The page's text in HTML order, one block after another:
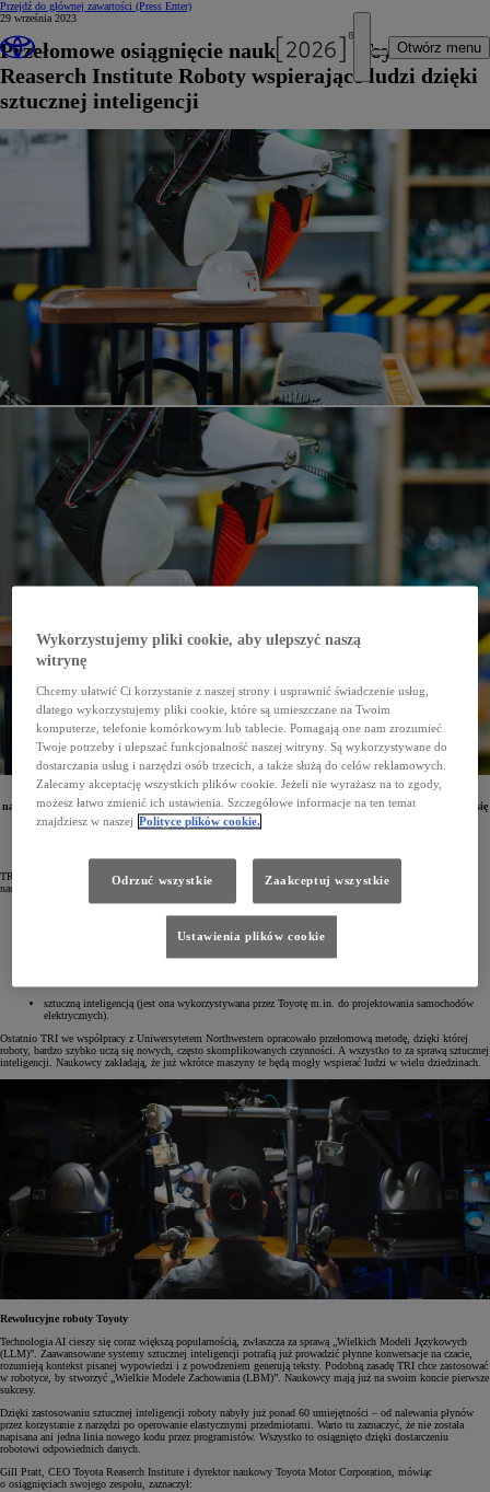
Przejdź do głównej zawartości (Press Enter)
Otwórz menu
29 września 2023
Przełomowe osiągnięcie naukowców z Toyota
Reaserch Institute Roboty wspierające ludzi dzięki
sztucznej inteligencji
Naukowcy związani z Toyota Research Institute (TRI) opracowali przełomową metodę pozwalającą
na błyskawiczne zwiększanie możliwości robotów. Nowych, przydatnych czynności maszyny te mogą się
uczyć za sprawą sztucznej inteligencji. Do 2024 roku liczba umiejętności robotów zwiększy się
z 60 do ponad 1000.
TRI, czyli Toyota Reaserch Institute, to wiodący ośrodek badawczy Toyoty. Związani są z nim najlepsi
naukowcy i inżynierowie, którzy pracują m.in. nad:
technologią bezwypadkowej i autonomicznej jazdy,
kwestiami związanymi z zapewnieniem większej mobilności dla wszystkich,
sztuczną inteligencją (jest ona wykorzystywana przez Toyotę m.in. do projektowania samochodów
elektrycznych).
Ostatnio TRI we współpracy z Uniwersytetem Northwestern opracowało przełomową metodę, dzięki której
roboty, bardzo szybko uczą się nowych, często skomplikowanych czynności. A wszystko to za sprawą sztucznej
inteligencji. Naukowcy zakładają, że już wkrótce maszyny te będą mogły wspierać ludzi w wielu dziedzinach.
Rewolucyjne roboty Toyoty
Technologia AI cieszy się coraz większą popularnością, zwłaszcza za sprawą „Wielkich Modeli Językowych
(LLM)”. Zaawansowane systemy sztucznej inteligencji potrafią już prowadzić płynne konwersacje na czacie,
rozumieją kontekst pisanej wypowiedzi i z powodzeniem generują teksty. Podobną zasadę TRI chce zastosować
w robotyce, by stworzyć „Wielkie Modele Zachowania (LBM)”. Naukowcy mają już na swoim koncie pierwsze
sukcesy.
Dzięki zastosowaniu sztucznej inteligencji roboty nabyły już ponad 60 umiejętności – od nalewania płynów
przez korzystanie z narzędzi po operowanie elastycznymi przedmiotami. Warto tu zaznaczyć, że nie została
napisana ani jedna linia nowego kodu przez programistów. Wszystko to osiągnięto dzięki dostarczeniu
robotowi odpowiednich danych.
Gill Pratt, CEO Toyota Reaserch Institute i dyrektor naukowy Toyota Motor Corporation, mówiąc
o osiągnięciach swojego zespołu, zaznaczył:
Wykorzystujemy pliki cookie, aby ulepszyć naszą
witrynę
Chcemy ułatwić Ci korzystanie z naszej strony i usprawnić świadczenie usług,
dlatego wykorzystujemy pliki cookie, które są umieszczane na Twoim
komputerze, telefonie komórkowym lub tablecie. Pomagają one nam zrozumieć
Twoje potrzeby i ulepszać funkcjonalność naszej witryny. Są wykorzystywane do
dostarczania usług i narzędzi osób trzecich, a także służą do celów reklamowych.
Zalecamy akceptację wszystkich plików cookie. Jeżeli nie wyrażasz na to zgody,
możesz łatwo zmienić ich ustawienia. Szczegółowe informacje na ten temat
znajdziesz w naszej Polityce plików cookie.
Odrzuć wszystkie Zaakceptuj wszystkie
Ustawienia plików cookie